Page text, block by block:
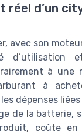
réel d’un
avec son
d’utilisation
à une
à
dépenses
de la batterie,
coûte en